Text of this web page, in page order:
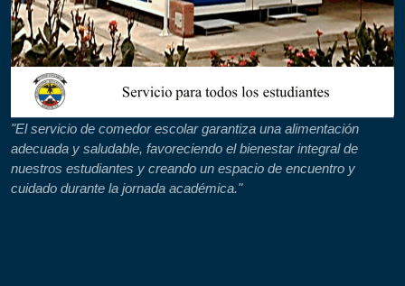
"El servicio de comedor escolar garantiza una alimentación
adecuada y saludable, favoreciendo el bienestar integral de
nuestros estudiantes y creando un espacio de encuentro y
cuidado durante la jornada académica."